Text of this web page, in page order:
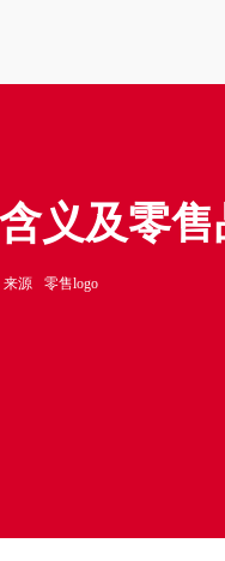
义及零
来源 零售logo